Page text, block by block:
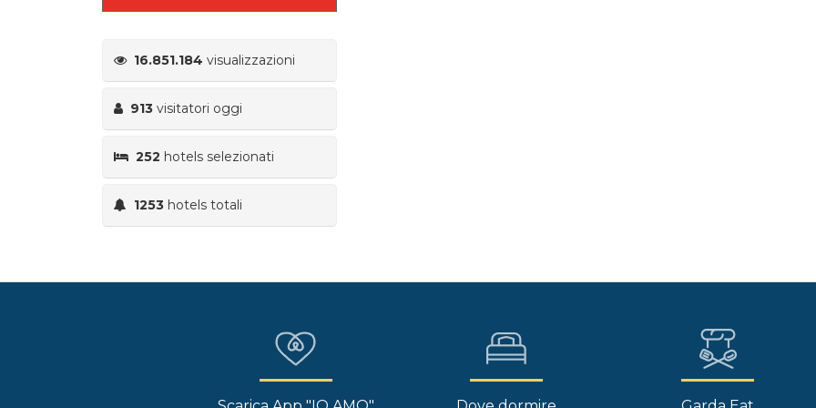
16.851.184 visualizzazioni
913 visitatori oggi
252 hotels selezionati
1253 hotels totali